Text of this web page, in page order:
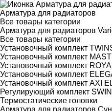
Арматура для радиаторов
Все товары категории
Арматура для радиаторов
Все товары категории
Установочный комплект
Установочный комплект
Установочный комплект
Установочный комплект
Установочный комплект AXI
Регулирующий комплект
Термостатические головки
Арматура для радиаторов